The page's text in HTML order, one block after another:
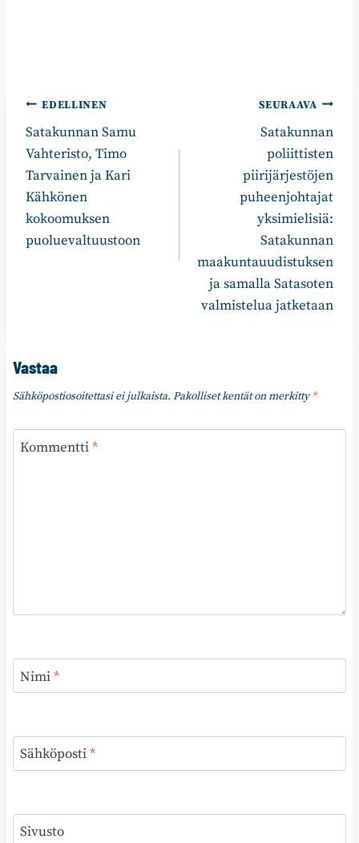
Artikkelien
selaus
EDELLINEN
Satakunnan Samu
Vahteristo, Timo
Tarvainen ja Kari
Kähkönen
kokoomuksen
puoluevaltuustoon
SEURAAVA
Satakunnan
poliittisten
piirijärjestöjen
puheenjohtajat
yksimielisiä:
Satakunnan
maakuntauudistuksen
ja samalla Satasoten
valmistelua jatketaan
Vastaa
Sähköpostiosoitettasi ei julkaista. Pakolliset kentät on merkitty*
Kommentti*
Nimi*
Sähköposti*
Sivusto